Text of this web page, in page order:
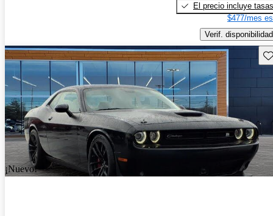
El precio incluye tasas
$477/mes
Verif. disponibilidad
¡Nuevo!